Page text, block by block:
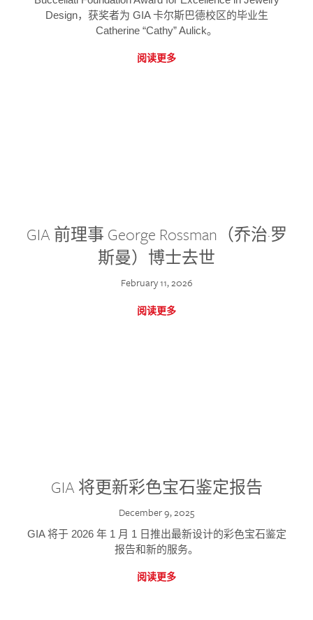
Design，获奖者为 GIA 卡尔斯巴德校区的毕业生
Catherine “Cathy” Aulick。
阅读更多
GIA 前理事 George Rossman（乔治·罗
斯曼）博士去世
February 11, 2026
阅读更多
GIA 将更新彩色宝石鉴定报告
December 9, 2025
GIA 将于 2026 年 1 月 1 日推出最新设计的彩色宝石鉴定
报告和新的服务。
阅读更多